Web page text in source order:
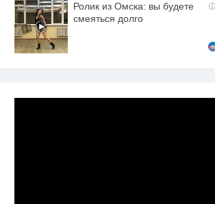
i
Ролик из Омска: вы будете
смеяться долго